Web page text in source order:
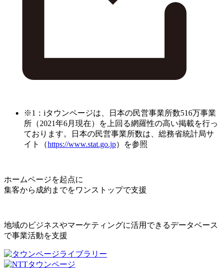
※1：iタウンページは、日本の民営事業所数516万事業
所（2021年6月現在）を上回る網羅性の高い掲載を行っ
ております。日本の民営事業所数は、総務省統計局サ
イト（https://www.stat.go.jp）を参照
ホームページを起点に
集客から成約までをワンストップで支援
地域のビジネスやマーケティングに活用できるデータベース
で事業活動を支援